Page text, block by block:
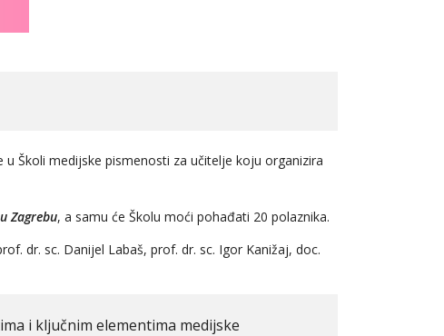
Školi medijske pismenosti za učitelje koju organizira
Zagrebu, a samu će Školu moći pohađati 20 polaznika.
dr. sc. Danijel Labaš, prof. dr. sc. Igor Kanižaj, doc.
i ključnim elementima medijske